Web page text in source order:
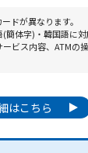
ドが異なります。
体字)・韓国語に対
ビス内容、ATMの
はこちら